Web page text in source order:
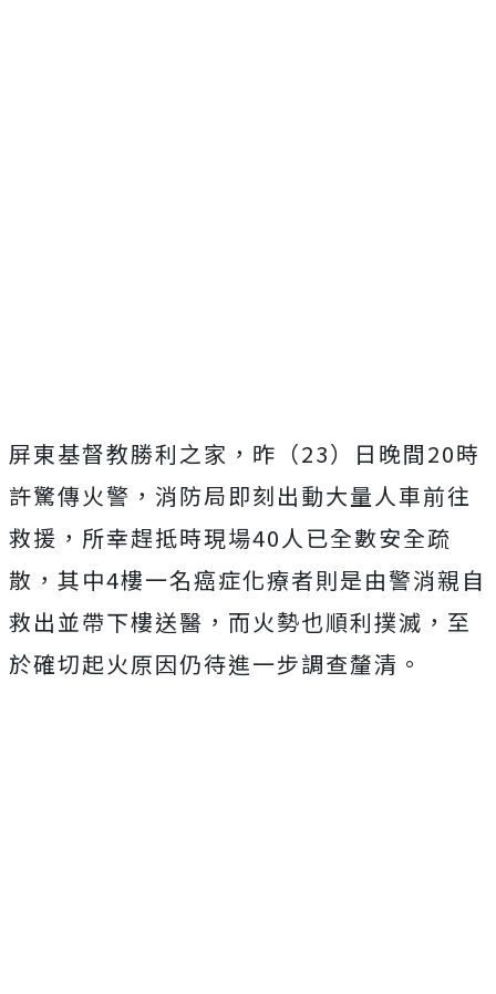
屏東基督教勝利之家，昨（23）日晚間20時
許驚傳火警，消防局即刻出動大量人車前往
救援，所幸趕抵時現場40人已全數安全疏
散，其中4樓一名癌症化療者則是由警消親自
救出並帶下樓送醫，而火勢也順利撲滅，至
於確切起火原因仍待進一步調查釐清。